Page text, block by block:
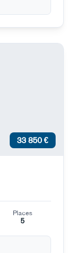
33 850 €
Places
5